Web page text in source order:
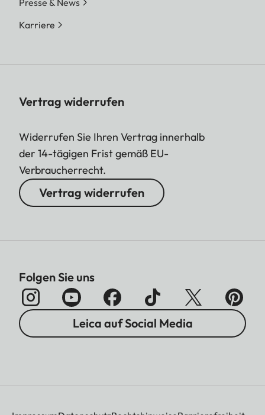
Presse & News
Karriere
Vertrag widerrufen
Widerrufen Sie Ihren Vertrag innerhalb
der 14-tägigen Frist gemäß EU-
Verbraucherrecht.
Vertrag widerrufen
Folgen Sie uns
Leica auf Social Media